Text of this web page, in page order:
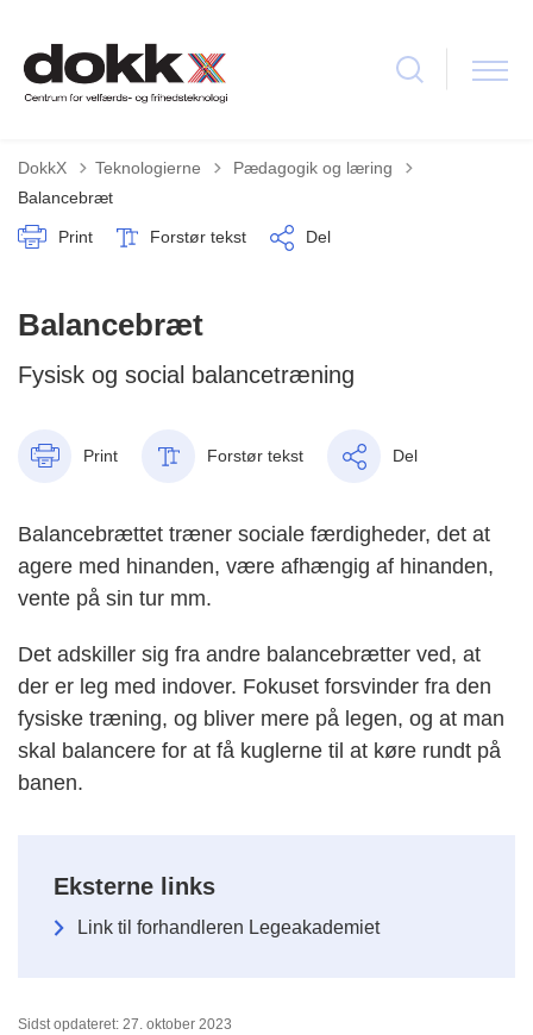
DokkX Teknologierne Tilbage til
Pædagogik og læring
Balancebræt
Print Forstør tekst Del
Balancebræt
Fysisk og social balancetræning
Print Forstør tekst Del
Balancebrættet træner sociale færdigheder, det at
agere med hinanden, være afhængig af hinanden,
vente på sin tur mm.
Det adskiller sig fra andre balancebrætter ved, at
der er leg med indover. Fokuset forsvinder fra den
fysiske træning, og bliver mere på legen, og at man
skal balancere for at få kuglerne til at køre rundt på
banen.
Eksterne links
Link til forhandleren Legeakademiet
Sidst opdateret: 27. oktober 2023